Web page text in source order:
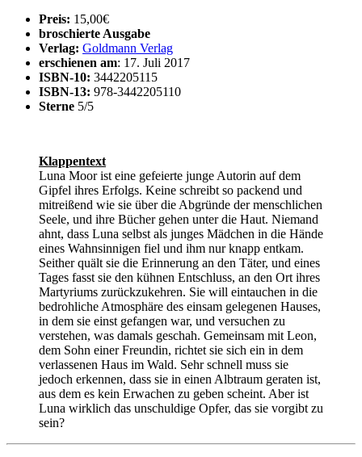
Preis: 15,00€
broschierte Ausgabe
Verlag: Goldmann Verlag
erschienen am: 17. Juli 2017
ISBN-10: 3442205115
ISBN-13: 978-3442205110
Sterne 5/5
Klappentext
Luna Moor ist eine gefeierte junge Autorin auf dem
Gipfel ihres Erfolgs. Keine schreibt so packend und
mitreißend wie sie über die Abgründe der menschlichen
Seele, und ihre Bücher gehen unter die Haut. Niemand
ahnt, dass Luna selbst als junges Mädchen in die Hände
eines Wahnsinnigen fiel und ihm nur knapp entkam.
Seither quält sie die Erinnerung an den Täter, und eines
Tages fasst sie den kühnen Entschluss, an den Ort ihres
Martyriums zurückzukehren. Sie will eintauchen in die
bedrohliche Atmosphäre des einsam gelegenen Hauses,
in dem sie einst gefangen war, und versuchen zu
verstehen, was damals geschah. Gemeinsam mit Leon,
dem Sohn einer Freundin, richtet sie sich ein in dem
verlassenen Haus im Wald. Sehr schnell muss sie
jedoch erkennen, dass sie in einen Albtraum geraten ist,
aus dem es kein Erwachen zu geben scheint. Aber ist
Luna wirklich das unschuldige Opfer, das sie vorgibt zu
sein?